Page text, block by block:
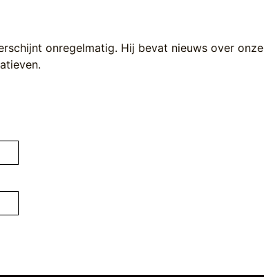
onregelmatig. Hij bevat nieuws over onze